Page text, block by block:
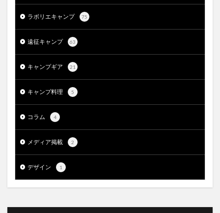
ラボリエキャンプ 75
遠征キャンプ 63
キャンプギア 21
キャンプ料理 5
コラム 4
メディア掲載 2
デザイン 1